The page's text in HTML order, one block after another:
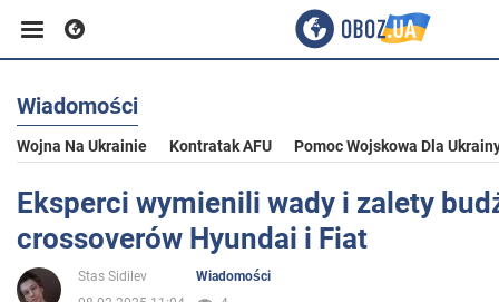
Biznes
Sport
Rozrywka
Wiadomości
Wojna Na Ukrainie Kontratak AFU Pomoc Wojskowa Dla
Eksperci wymienili wady i zalety
crossoverów Hyundai i Fiat
Stas Sidilev
Wiadomości